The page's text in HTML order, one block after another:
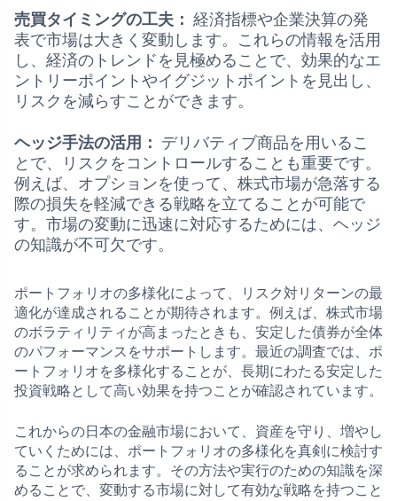
売買タイミングの工夫： 経済指標や企業決算の発
表で市場は大きく変動します。これらの情報を活用
し、経済のトレンドを見極めることで、効果的なエ
ントリーポイントやイグジットポイントを見出し、
リスクを減らすことができます。
ヘッジ手法の活用： デリバティブ商品を用いるこ
とで、リスクをコントロールすることも重要です。
例えば、オプションを使って、株式市場が急落する
際の損失を軽減できる戦略を立てることが可能で
す。市場の変動に迅速に対応するためには、ヘッジ
の知識が不可欠です。
ポートフォリオの多様化によって、リスク対リターンの最
適化が達成されることが期待されます。例えば、株式市場
のボラティリティが高まったときも、安定した債券が全体
のパフォーマンスをサポートします。最近の調査では、ポ
ートフォリオを多様化することが、長期にわたる安定した
投資戦略として高い効果を持つことが確認されています。
これからの日本の金融市場において、資産を守り、増やし
ていくためには、ポートフォリオの多様化を真剣に検討す
ることが求められます。その方法や実行のための知識を深
めることで、変動する市場に対して有効な戦略を持つこと